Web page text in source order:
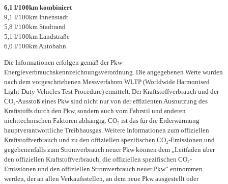
6,1 l/100km kombiniert
9,1 l/100km Innenstadt
5,8 l/100km Stadtrand
5,1 l/100km Landstraße
6,0 l/100km Autobahn
Die Informationen erfolgen gemäß der Pkw-
Energieverbrauchskennzeichnungsverordnung. Die angegebenen Werte wurden
nach dem vorgeschriebenen Messverfahren WLTP (Worldwide Harmonised
Light-Duty Vehicles Test Procedure) ermittelt. Der Kraftstoffverbrauch und der
CO₂-Ausstoß eines Pkw sind nicht nur von der effizienten Ausnutzung des
Kraftstoffs durch den Pkw, sondern auch vom Fahrstil und anderen
nichttechnischen Faktoren abhängig. CO₂ ist das für die Erderwärmung
hauptverantwortliche Treibhausgas. Weitere Informationen zum offiziellen
Kraftstoffverbrauch und zu den offiziellen spezifischen CO₂-Emissionen und
gegebenenfalls zum Stromverbrauch neuer Pkw können dem „Leitfaden über
den offiziellen Kraftstoffverbrauch, die offiziellen spezifischen CO₂-
Emissionen und den offiziellen Stromverbrauch neuer Pkw“ entnommen
werden, der an allen Verkaufsstellen, an dem neue Pkw ausgestellt oder